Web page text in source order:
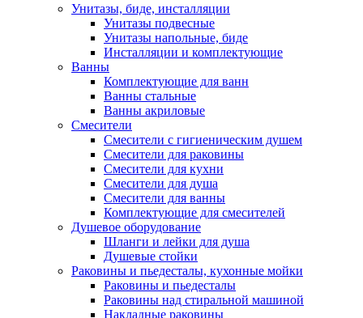
Унитазы, биде, инсталляции
Унитазы подвесные
Унитазы напольные, биде
Инсталляции и комплектующие
Ванны
Комплектующие для ванн
Ванны стальные
Ванны акриловые
Смесители
Смесители с гигиеническим душем
Смесители для раковины
Смесители для кухни
Смесители для душа
Смесители для ванны
Комплектующие для смесителей
Душевое оборудование
Шланги и лейки для душа
Душевые стойки
Раковины и пьедесталы, кухонные мойки
Раковины и пьедесталы
Раковины над стиральной машиной
Накладные раковины